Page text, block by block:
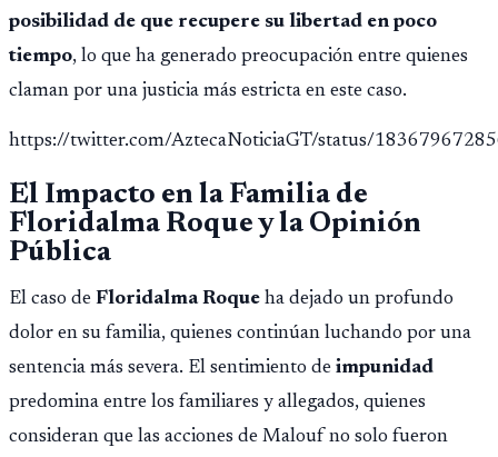
posibilidad de que recupere su libertad en poco
tiempo, lo que ha generado preocupación entre quienes
claman por una justicia más estricta en este caso.
https://twitter.com/AztecaNoticiaGT/status/
El Impacto en la Familia de
Floridalma Roque y la Opinión
Pública
El caso de Floridalma Roque ha dejado un profundo
dolor en su familia, quienes continúan luchando por una
sentencia más severa. El sentimiento de impunidad
predomina entre los familiares y allegados, quienes
consideran que las acciones de Malouf no solo fueron